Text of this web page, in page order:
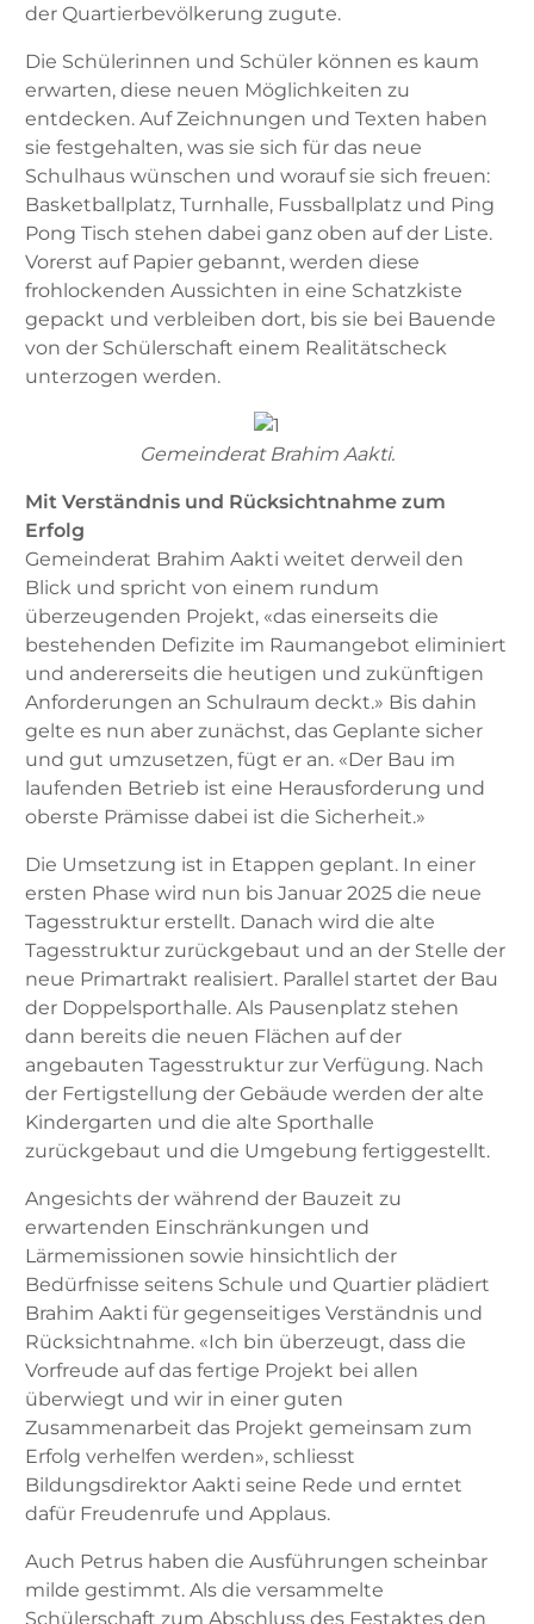
der Quartierbevölkerung zugute.
Die Schülerinnen und Schüler können es kaum
erwarten, diese neuen Möglichkeiten zu
entdecken. Auf Zeichnungen und Texten haben
sie festgehalten, was sie sich für das neue
Schulhaus wünschen und worauf sie sich freuen:
Basketballplatz, Turnhalle, Fussballplatz und Ping
Pong Tisch stehen dabei ganz oben auf der Liste.
Vorerst auf Papier gebannt, werden diese
frohlockenden Aussichten in eine Schatzkiste
gepackt und verbleiben dort, bis sie bei Bauende
von der Schülerschaft einem Realitätscheck
unterzogen werden.
Gemeinderat Brahim Aakti.
Mit Verständnis und Rücksichtnahme zum
Erfolg
Gemeinderat Brahim Aakti weitet derweil den
Blick und spricht von einem rundum
überzeugenden Projekt, «das einerseits die
bestehenden Defizite im Raumangebot eliminiert
und andererseits die heutigen und zukünftigen
Anforderungen an Schulraum deckt.» Bis dahin
gelte es nun aber zunächst, das Geplante sicher
und gut umzusetzen, fügt er an. «Der Bau im
laufenden Betrieb ist eine Herausforderung und
oberste Prämisse dabei ist die Sicherheit.»
Die Umsetzung ist in Etappen geplant. In einer
ersten Phase wird nun bis Januar 2025 die neue
Tagesstruktur erstellt. Danach wird die alte
Tagesstruktur zurückgebaut und an der Stelle der
neue Primartrakt realisiert. Parallel startet der Bau
der Doppelsporthalle. Als Pausenplatz stehen
dann bereits die neuen Flächen auf der
angebauten Tagesstruktur zur Verfügung. Nach
der Fertigstellung der Gebäude werden der alte
Kindergarten und die alte Sporthalle
zurückgebaut und die Umgebung fertiggestellt.
Angesichts der während der Bauzeit zu
erwartenden Einschränkungen und
Lärmemissionen sowie hinsichtlich der
Bedürfnisse seitens Schule und Quartier plädiert
Brahim Aakti für gegenseitiges Verständnis und
Rücksichtnahme. «Ich bin überzeugt, dass die
Vorfreude auf das fertige Projekt bei allen
überwiegt und wir in einer guten
Zusammenarbeit das Projekt gemeinsam zum
Erfolg verhelfen werden», schliesst
Bildungsdirektor Aakti seine Rede und erntet
dafür Freudenrufe und Applaus.
Auch Petrus haben die Ausführungen scheinbar
milde gestimmt. Als die versammelte
Schülerschaft zum Abschluss des Festaktes den